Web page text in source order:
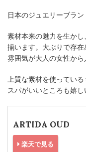
日本のジュエリーブラン
素材本来の魅力を生か
揃います。大ぶりで存
雰囲気が大人の女性から
上質な素材を使ってい
スパがいいところも嬉し
ARTIDA OUD
楽天で見る